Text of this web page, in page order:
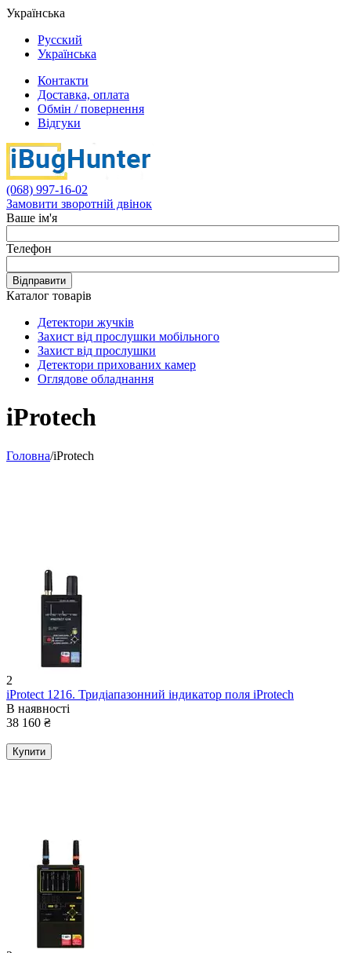
Українська
Русский
Українська
Контакти
Доставка, оплата
Обмін / повернення
Відгуки
(068) 997-16-02
Замовити зворотній двінок
Ваше ім'я
Телефон
Відправити
Каталог товарів
Детектори жучків
Захист від прослушки мобільного
Захист від прослушки
Детектори прихованих камер
Оглядове обладнання
iProtech
Головна/iProtech
2
iProtect 1216. Тридіапазонний індикатор поля iProtech
В наявності
38 160 ₴
Купити